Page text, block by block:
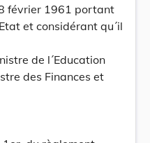
février 1961 portant
et considérant qu´il
de l´Education
des Finances et